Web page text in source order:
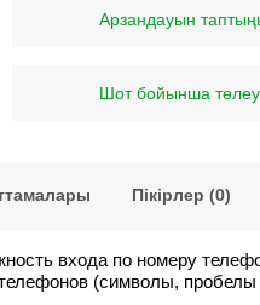
Арзандауын
Шот бойынша
Пікірлер (0)
входа по номеру
(символы, пробелы